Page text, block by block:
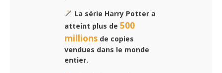
La série Harry Potter a
atteint plus de 500
millions de copies
vendues dans le monde
entier.